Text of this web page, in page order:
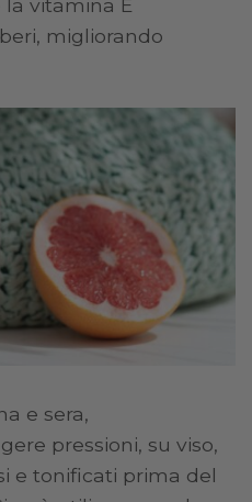
vitamina E
migliorando
e sera,
pressioni, su viso,
e tonificati prima del